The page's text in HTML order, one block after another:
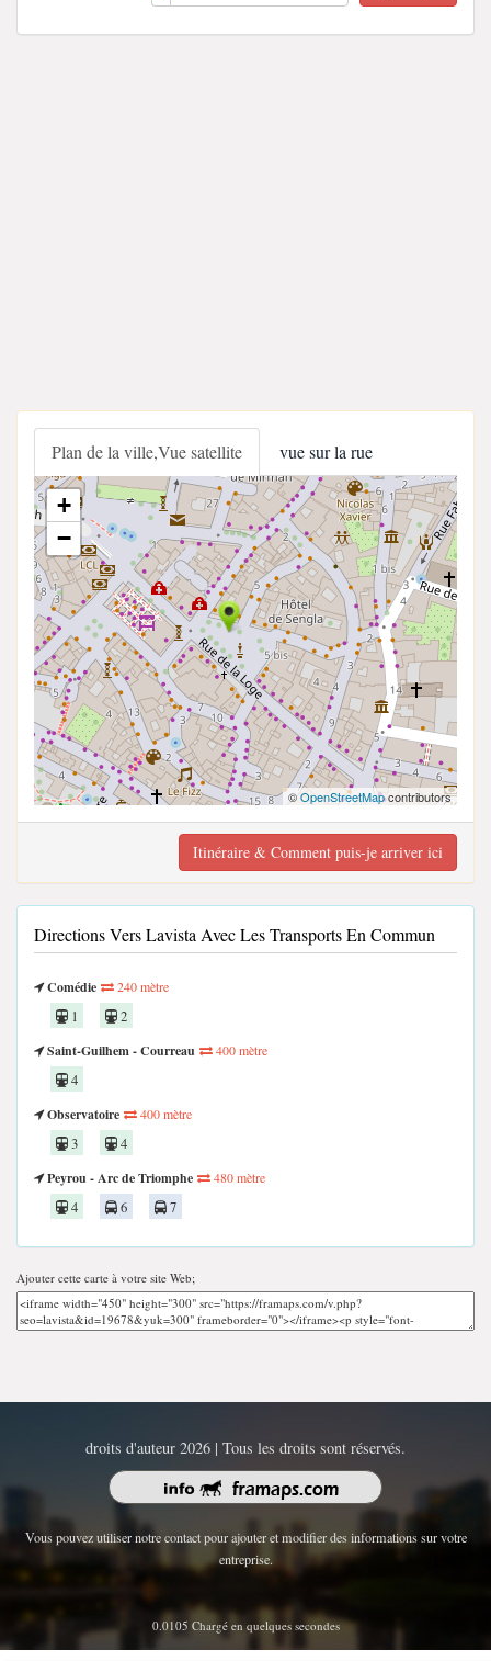
Plan de la ville,Vue satellite vue sur la rue
+
−
©OpenStreetMapcontributors
Itinéraire & Comment puis-je arriver ici
Directions Vers Lavista Avec Les Transports En Commun
Comédie 240 mètre
1
2
Saint-Guilhem - Courreau
400 mètre
4
Observatoire
400 mètre
3
4
Peyrou - Arc de Triomphe
480 mètre
4 6 7
Ajouter cette carte à votre site Web;
droits d'auteur 2026 | Tous les droits sont réservés.
Vous pouvez utiliser notre contact pour ajouter et modifier des informations sur votre
entreprise.
0.0105 Chargé en quelques secondes